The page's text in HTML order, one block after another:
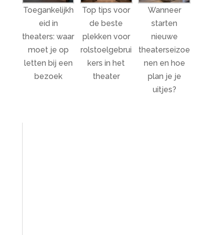
Toegankelijkh
eid in
theaters: waar
moet je op
letten bij een
bezoek
Top tips voor
de beste
plekken voor
rolstoelgebrui
kers in het
theater
Wanneer
starten
nieuwe
theaterseizoe
nen en hoe
plan je je
uitjes?